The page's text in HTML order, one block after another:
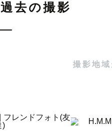
去の撮影
撮影地